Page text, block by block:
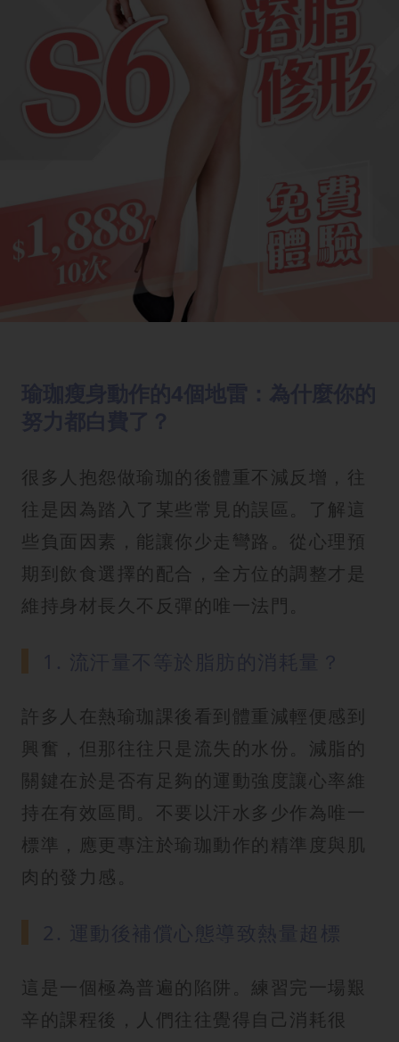
很多人抱怨做瑜珈的後體重不減反增，往
往是因為踏入了某些常見的誤區。了解這
些負面因素，能讓你少走彎路。從心理預
期到飲食選擇的配合，全方位的調整才是
維持身材長久不反彈的唯一法門。
許多人在熱瑜珈課後看到體重減輕便感到
興奮，但那往往只是流失的水份。減脂的
關鍵在於是否有足夠的運動強度讓心率維
持在有效區間。不要以汗水多少作為唯一
標準，應更專注於瑜珈動作的精準度與肌
肉的發力感。
這是一個極為普遍的陷阱。練習完一場艱
辛的課程後，人們往往覺得自己消耗很